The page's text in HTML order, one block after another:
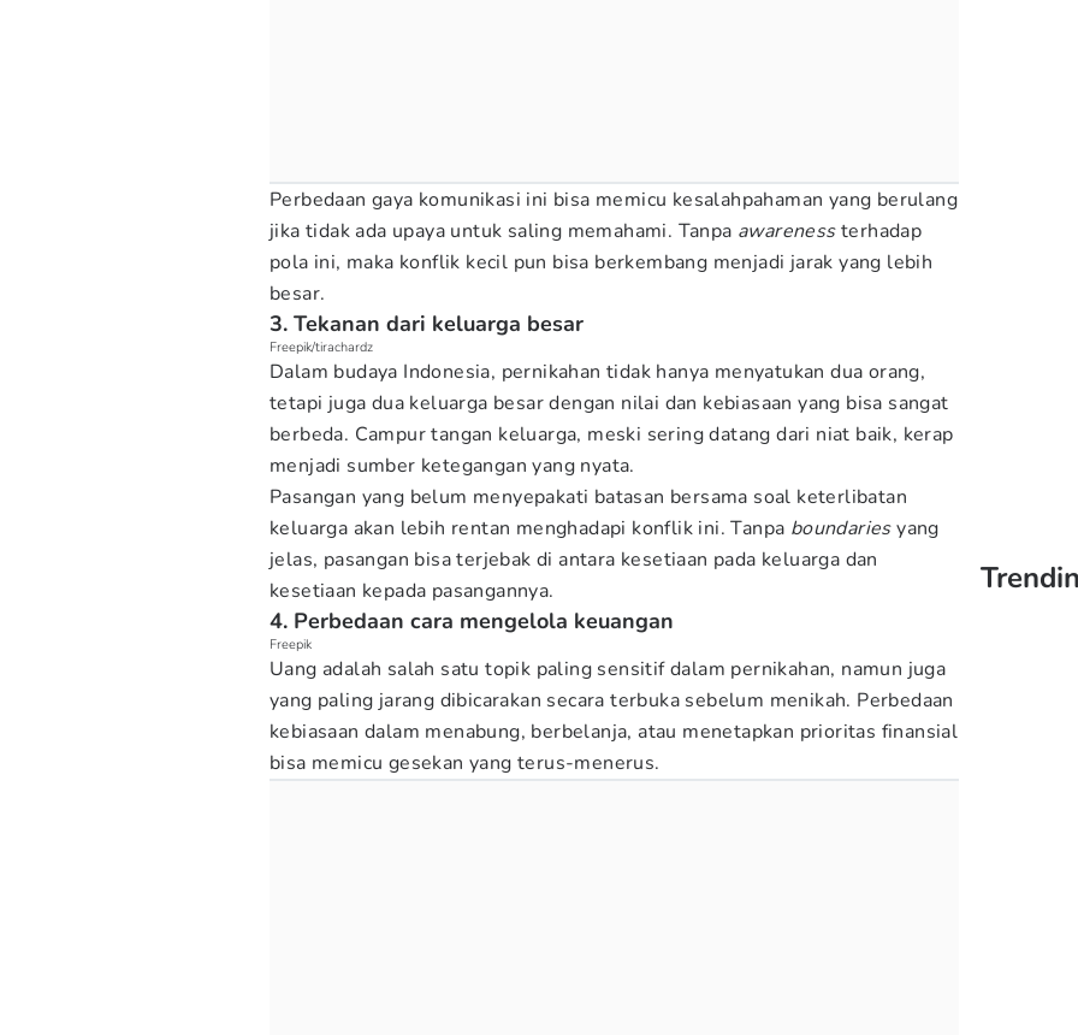
Perbedaan gaya komunikasi ini bisa memicu kesalahpahaman yang berulang
jika tidak ada upaya untuk saling memahami. Tanpa awarenessterhadap
pola ini, maka konflik kecil pun bisa berkembang menjadi jarak yang lebih
besar.
3. Tekanan dari keluarga besar
Freepik/tirachardz
Dalam budaya Indonesia, pernikahan tidak hanya menyatukan dua orang,
tetapi juga dua keluarga besar dengan nilai dan kebiasaan yang bisa sangat
berbeda. Campur tangan keluarga, meski sering datang dari niat baik, kerap
menjadi sumber ketegangan yang nyata.
Pasangan yang belum menyepakati batasan bersama soal keterlibatan
keluarga akan lebih rentan menghadapi konflik ini. Tanpa boundariesyang
jelas, pasangan bisa terjebak di antara kesetiaan pada keluarga dan
kesetiaan kepada pasangannya.
4. Perbedaan cara mengelola keuangan
Freepik
Uang adalah salah satu topik paling sensitif dalam pernikahan, namun juga
yang paling jarang dibicarakan secara terbuka sebelum menikah. Perbedaan
kebiasaan dalam menabung, berbelanja, atau menetapkan prioritas finansial
bisa memicu gesekan yang terus-menerus.